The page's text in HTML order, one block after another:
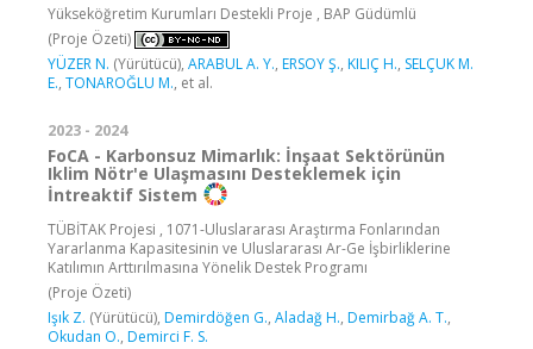
Yükseköğretim Kurumları Destekli Proje , BAP Güdümlü
(Proje Özeti)
YÜZER N. (Yürütücü), ARABUL A. Y., ERSOY Ş., KILIÇ H., SELÇUK M.
E., TONAROĞLU M., et al.
2023 - 2024
FoCA - Karbonsuz Mimarlık: İnşaat Sektörünün
Iklim Nötr'e Ulaşmasını Desteklemek için
İntreaktif Sistem
TÜBİTAK Projesi , 1071-Uluslararası Araştırma Fonlarından
Yararlanma Kapasitesinin ve Uluslararası Ar-Ge İşbirliklerine
Katılımın Arttırılmasına Yönelik Destek Programı
(Proje Özeti)
Işık Z. (Yürütücü), Demirdöğen G., Aladağ H., Demirbağ A. T.,
Okudan O., Demirci F. S.